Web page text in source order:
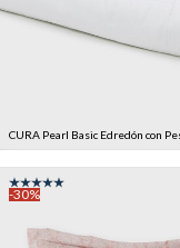
CURA Pearl Basic Edredón con
-30%